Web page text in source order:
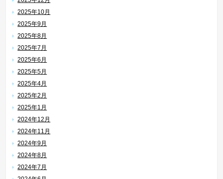
2025年10月
2025年9月
2025年8月
2025年7月
2025年6月
2025年5月
2025年4月
2025年2月
2025年1月
2024年12月
2024年11月
2024年9月
2024年8月
2024年7月